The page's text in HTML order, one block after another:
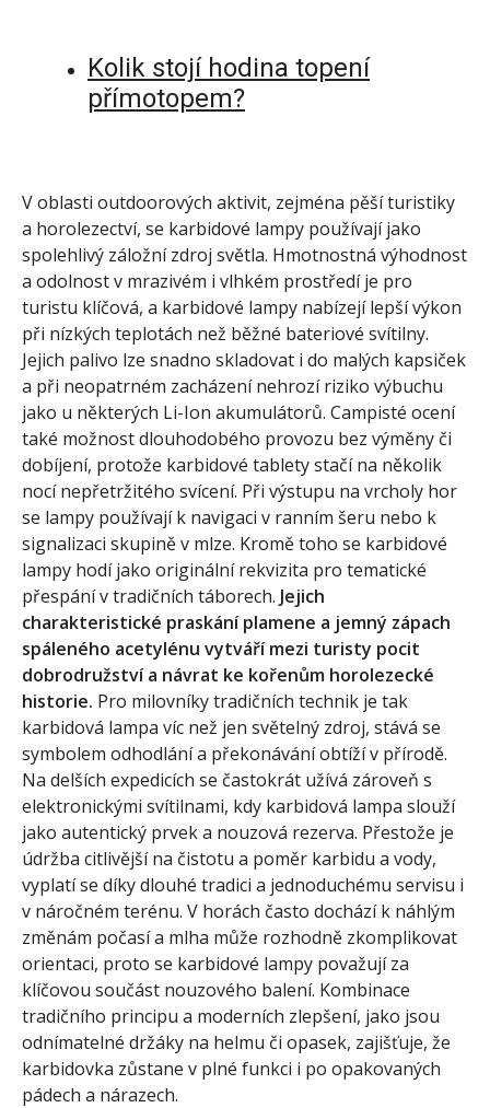
Kolik stojí hodina topení
přímotopem?
V oblasti outdoorových aktivit, zejména pěší turistiky
a horolezectví, se karbidové lampy používají jako
spolehlivý záložní zdroj světla. Hmotnostná výhodnost
a odolnost v mrazivém i vlhkém prostředí je pro
turistu klíčová, a karbidové lampy nabízejí lepší výkon
při nízkých teplotách než běžné bateriové svítilny.
Jejich palivo lze snadno skladovat i do malých kapsiček
a při neopatrném zacházení nehrozí riziko výbuchu
jako u některých Li-Ion akumulátorů. Campisté ocení
také možnost dlouhodobého provozu bez výměny či
dobíjení, protože karbidové tablety stačí na několik
nocí nepřetržitého svícení. Při výstupu na vrcholy hor
se lampy používají k navigaci v ranním šeru nebo k
signalizaci skupině v mlze. Kromě toho se karbidové
lampy hodí jako originální rekvizita pro tematické
přespání v tradičních táborech. Jejich
charakteristické praskání plamene a jemný zápach
spáleného acetylénu vytváří mezi turisty pocit
dobrodružství a návrat ke kořenům horolezecké
historie. Pro milovníky tradičních technik je tak
karbidová lampa víc než jen světelný zdroj, stává se
symbolem odhodlání a překonávání obtíží v přírodě.
Na delších expedicích se častokrát užívá zároveň s
elektronickými svítilnami, kdy karbidová lampa slouží
jako autentický prvek a nouzová rezerva. Přestože je
údržba citlivější na čistotu a poměr karbidu a vody,
vyplatí se díky dlouhé tradici a jednoduchému servisu i
v náročném terénu. V horách často dochází k náhlým
změnám počasí a mlha může rozhodně zkomplikovat
orientaci, proto se karbidové lampy považují za
klíčovou součást nouzového balení. Kombinace
tradičního principu a moderních zlepšení, jako jsou
odnímatelné držáky na helmu či opasek, zajišťuje, že
karbidovka zůstane v plné funkci i po opakovaných
pádech a nárazech.